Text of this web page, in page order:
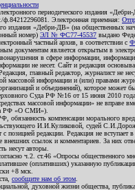
периодического издания
ф.84212296081. Электронная приемная:
издания «Дебри-ДВ» (на
номер) ЭЛ № ФС77-45537 выдано
частный архив, в соответствии с
документам является открытым в
в сфере информации,
не несет. Сайт и редакция
главный редактор, журналист не
массовой информации и (или) правами
и объединений), которое может
Суда РФ №16 от 15 июня 2010
массовой информации» не вправе
РФ «О СМИ»).
обязанность компенсации морального
И.И.Куликовой, судей
позицией редакции. Редакция не вступает в
внешних ссылок и комментариев. За них
несут авторы.
ч.2. ст.46 «Опросы общественного
(оплативших) указанную
+8 мск.
сообщите нам об этом
духовной жизни общества,